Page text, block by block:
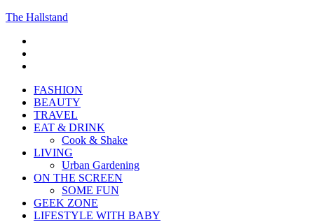
The Hallstand
FASHION
BEAUTY
TRAVEL
EAT & DRINK
Cook & Shake
LIVING
Urban Gardening
ON THE SCREEN
SOME FUN
GEEK ZONE
LIFESTYLE WITH BABY